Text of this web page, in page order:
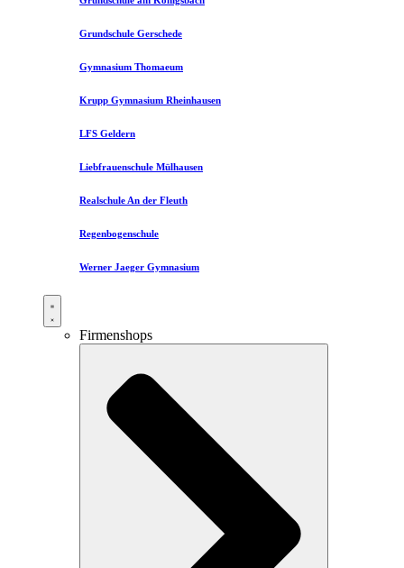
Grundschule Gerschede
Gymnasium Thomaeum
Krupp Gymnasium Rheinhausen
LFS Geldern
Liebfrauenschule Mülhausen​
Realschule An der Fleuth
Regenbogenschule
Werner Jaeger Gymnasium
Firmenshops